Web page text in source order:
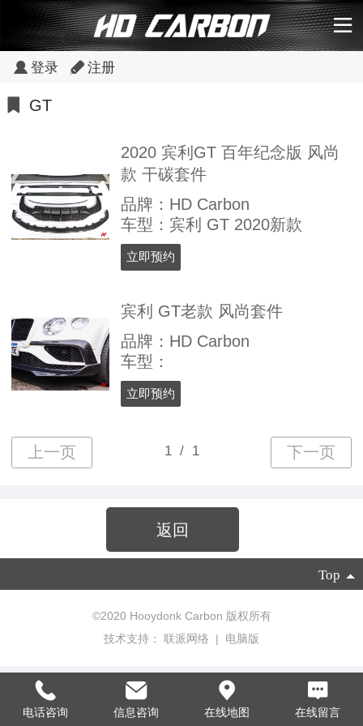
登录 注册
GT
2020 宾利GT 百年纪念版 风尚
款 干碳套件
品牌：HD Carbon
车型：宾利 GT 2020新款
立即预约
宾利 GT老款 风尚套件
品牌：HD Carbon
车型：
立即预约
返回
Top
©2020 Hooydonk Carbon 版权所有
技术支持： 联派网络 | 电脑版
电话咨询 信息咨询 在线地图 在线留言